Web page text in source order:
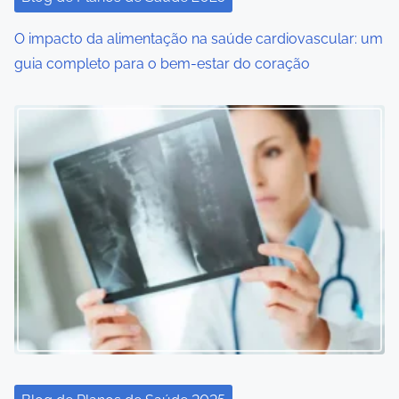
i
o
O impacto da alimentação na saúde cardiovascular: um
guia completo para o bem-estar do coração